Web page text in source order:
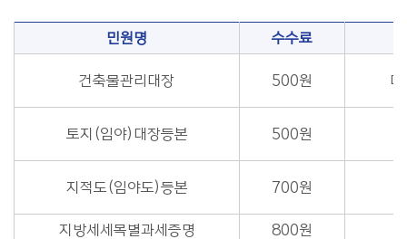
민원명 수수료
건축물관리대장 500원
토지(임야)대장등본 500원
지적도(임야도)등본 700원
지방세세목별과세증명
800원